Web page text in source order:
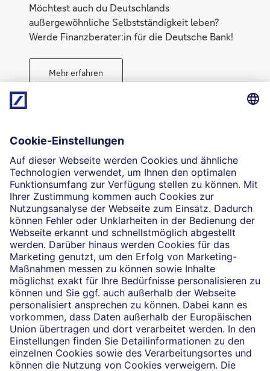
Eigentum versichern
Träume erfüllen
Möchtest auch du Deutschlands
außergewöhnliche Selbstständigkeit leben?
Werde Finanzberater:in für die Deutsche Bank!
Mehr erfahren
Die selbstständigen Finanzberater:innen beraten in
Finanzgeschäften, die sie für die Deutsche Bank AG
vermitteln dürfen. Das Einverständnis zu den dabei
vermittelten Verträgen sowie in diesem
Zusammenhang erforderliche Erklärungen werden
stets rechtsverbindlich nur durch die Deutsche Bank
AG oder durch die mit ihr kooperierenden
Produktpartner gegeben.
Impressum
Rechtliche Hinweise
Datenschutz
Barrierefreiheit